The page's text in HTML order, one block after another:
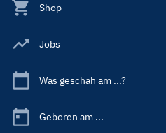
Shop
Jobs
Was geschah am ...?
Geboren am ...